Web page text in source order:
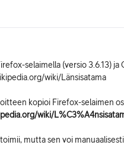
selaimella (versio 3.6.13)
wiki/Länsisatama
kopioi Firefox-selaimen
wiki/
mutta sen voi